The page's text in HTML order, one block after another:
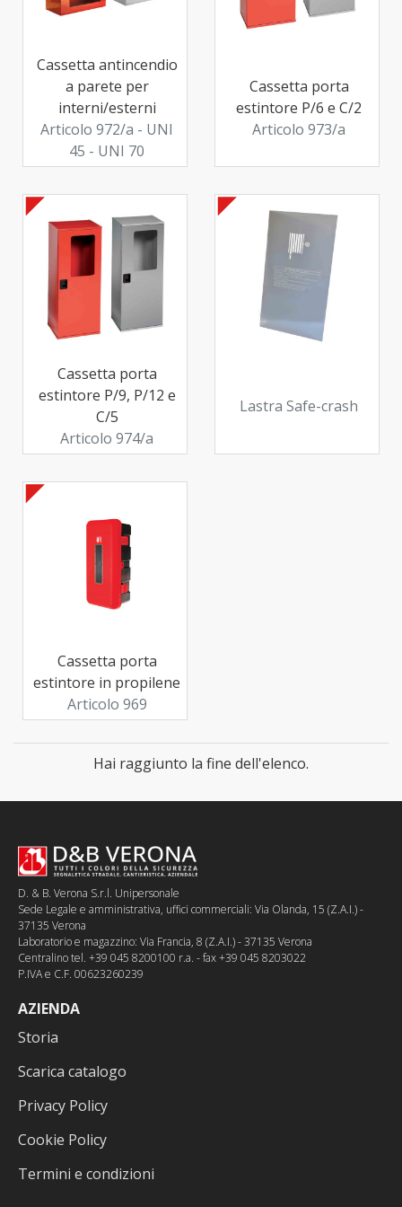
Cassetta antincendio
a parete per
interni/esterni
Articolo 972/a - UNI
45 - UNI 70
Cassetta porta
estintore P/6 e C/2
Articolo 973/a
Cassetta porta
estintore P/9, P/12 e
C/5
Articolo 974/a
Lastra Safe-crash
Cassetta porta
estintore in propilene
Articolo 969
Hai raggiunto la fine dell'elenco.
D. & B. Verona S.r.l. Unipersonale
Sede Legale e amministrativa, uffici commerciali: Via Olanda, 15 (Z.A.I.) -
37135 Verona
Laboratorio e magazzino: Via Francia, 8 (Z.A.I.) - 37135 Verona
Centralino tel. +39 045 8200100 r.a. - fax +39 045 8203022
P.IVA e C.F. 00623260239
AZIENDA
Storia
Scarica catalogo
Privacy Policy
Cookie Policy
Termini e condizioni